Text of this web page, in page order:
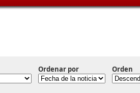
usted aquí
Ordenar por Orden